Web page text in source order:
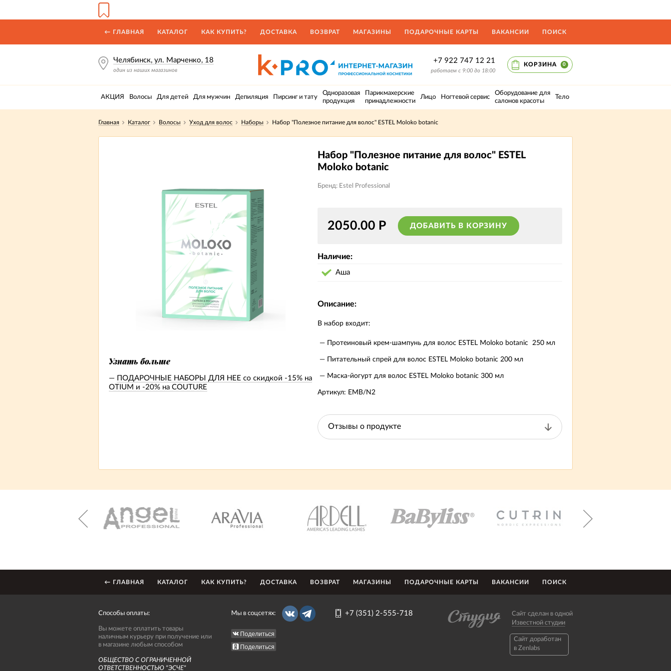
← ГЛАВНАЯ КАТАЛОГ КАК КУПИТЬ? ДОСТАВКА ВОЗВРАТ МАГАЗИНЫ ПОДАРОЧНЫЕ КАРТЫ ВАКАНСИИ ПОИСК
Челябинск, ул. Марченко, 18
один из наших магазинов
+7 922 747 12 21
работаем с 9:00 до 18:00
КОРЗИНА 0
АКЦИЯ Волосы Для детей Для мужчин Депиляция Пирсинг и тату
Одноразовая
продукция
Парикмахерские
принадлежности
Лицо Ногтевой сервис
Оборудование для
салонов красоты
Тело
Главная Каталог Волосы Уход для волос Наборы Набор "Полезное питание для волос" ESTEL Moloko botanic
Узнать больше
ПОДАРОЧНЫЕ НАБОРЫ ДЛЯ НЕЕ со скидкой -15% на
OTIUM и -20% на COUTURE
Набор "Полезное питание для волос" ESTEL
Moloko botanic
Бренд: Estel Professional
2050.00 Р ДОБАВИТЬ В КОРЗИНУ
Наличие:
Аша
Описание:
В набор входит:
Протеиновый крем-шампунь для волос ESTEL Moloko botanic 250 мл
Питательный спрей для волос ESTEL Moloko botanic 200 мл
Маска-йогурт для волос ESTEL Moloko botanic 300 мл
Артикул: EMB/N2
Отзывы о продукте
← ГЛАВНАЯ КАТАЛОГ КАК КУПИТЬ? ДОСТАВКА ВОЗВРАТ МАГАЗИНЫ ПОДАРОЧНЫЕ КАРТЫ ВАКАНСИИ ПОИСК
Способы оплаты:
Вы можете оплатить товары
наличным курьеру при получение или
в магазине любым способом
ОБЩЕСТВО С ОГРАНИЧЕННОЙ
ОТВЕТСТВЕННОСТЬЮ "ЭСЧЕ"
Мы в соцсетях:
Поделиться
Поделиться
+7 (351) 2-555-718
Сайт сделан в одной
Известной студии
Caйт доработан
в Zenlabs